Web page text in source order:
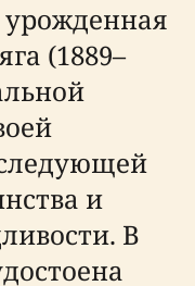
(1889–
и
В